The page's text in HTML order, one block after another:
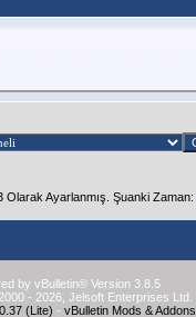
Ayarlanmış. Şuanki Zaman:
by vBulletin® Version 3.8.5
- 2026, Jelsoft Enterprises Ltd.
(Lite) - vBulletin Mods & Addons